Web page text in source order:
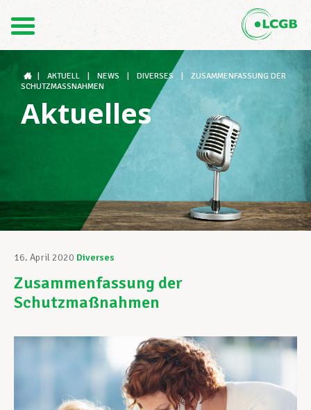
FR
Der LCGB
Gewerkschaftsstrukturen
Unterstützung im Arbeitsalltag
Ihre Rechte
Unterstützung im Privatleben
Berufliche Weiterentwicklung
AKTUELL NEWS DIVERSES
ZUSAMMENFASSUNG DER
SCHUTZMASSNAHMEN
Aktuelles
16. April 2020 Diverses
Zusammenfassung der
Schutzmaßnahmen